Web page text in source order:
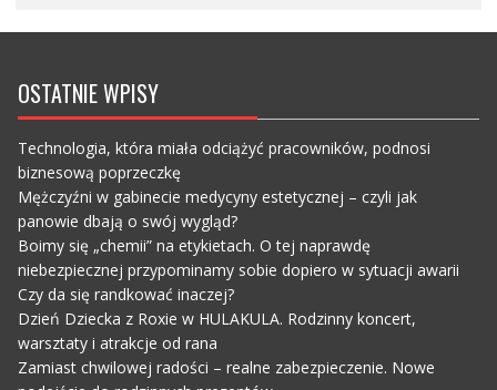
OSTATNIE WPISY
Technologia, która miała odciążyć pracowników, podnosi
biznesową poprzeczkę
Mężczyźni w gabinecie medycyny estetycznej – czyli jak
panowie dbają o swój wygląd?
Boimy się „chemii” na etykietach. O tej naprawdę
niebezpiecznej przypominamy sobie dopiero w sytuacji awarii
Czy da się randkować inaczej?
Dzień Dziecka z Roxie w HULAKULA. Rodzinny koncert,
warsztaty i atrakcje od rana
Zamiast chwilowej radości – realne zabezpieczenie. Nowe